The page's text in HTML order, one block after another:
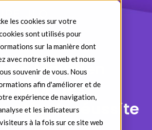
les cookies sur votre
sont utilisés pour
sur la manière dont
avec notre site web et nous
souvenir de vous. Nous
afin d'améliorer et de
expérience de navigation,
et les indicateurs
à la fois sur ce site web
Maintien
: les
clés de réussite